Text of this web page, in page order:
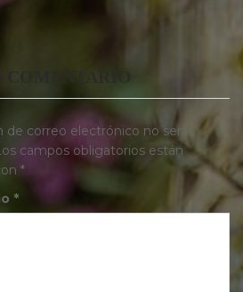
COMENTARIO
de correo electrónico no será
campos obligatorios están
*
*